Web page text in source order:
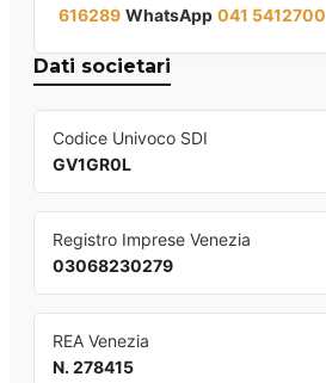
616289 WhatsApp 041 5412700
Dati societari
Codice Univoco SDI
GV1GR0L
Registro Imprese Venezia
03068230279
REA Venezia
N. 278415